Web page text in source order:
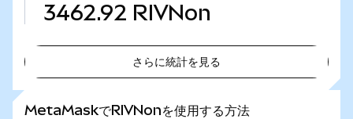
3462.92 RIVNon
さらに統計を見る
MetaMaskでRIVNonを使用する方法